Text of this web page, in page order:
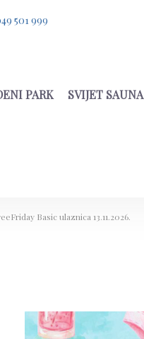
501 999
PARK SVIJET SAUNA
Basic ulaznica 13.11.2026.